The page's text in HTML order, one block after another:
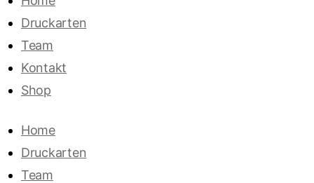
Druckarten
Team
Kontakt
Shop
Home
Druckarten
Team